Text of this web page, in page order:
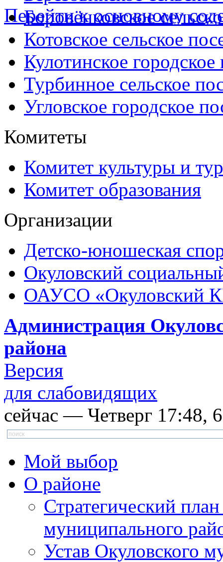
Перейти к основному
Боровёнковское
Котовское сельское
Кулотинское городское
Турбинное сельское
Угловское городское
Комитеты
Комитет культуры и
Комитет образования
Организации
Детско-юношеская
Окуловский
ОАУСО «Окуловский
Администрация
района
Версия
для слабовидящих
сейчас — Четверг 17:48, 6
Мой выбор
О районе
Стратегический
муниципального
Устав Окуловского